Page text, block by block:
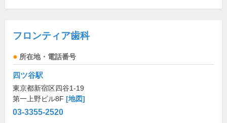
フロンティア歯科
所在地・電話番号
四ツ谷駅
東京都新宿区四谷1-19
第一上野ビル8F [地図]
03-3355-2520